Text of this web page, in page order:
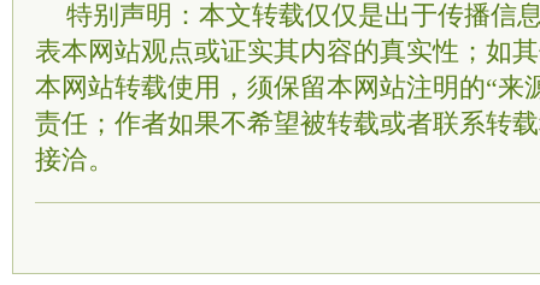
特别声明：本文转载仅仅是出于传播信
表本网站观点或证实其内容的真实性；如
本网站转载使用，须保留本网站注明的“来
责任；作者如果不希望被转载或者联系转
接洽。